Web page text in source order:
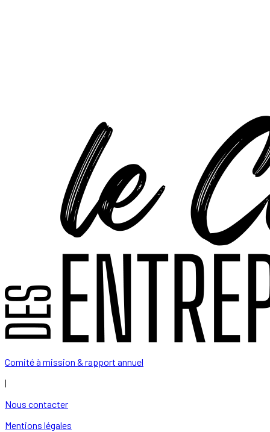
Comité à mission & rapport annuel
|
Nous contacter
Mentions légales